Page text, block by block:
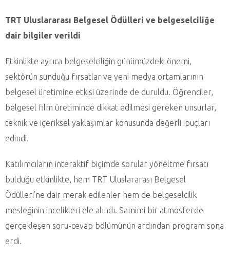
TRT Uluslararası Belgesel Ödülleri ve belgeselciliğe
dair bilgiler verildi
Etkinlikte ayrıca belgeselciliğin günümüzdeki önemi,
sektörün sunduğu fırsatlar ve yeni medya ortamlarının
belgesel üretimine etkisi üzerinde de duruldu. Öğrenciler,
belgesel film üretiminde dikkat edilmesi gereken unsurlar,
teknik ve içeriksel yaklaşımlar konusunda değerli ipuçları
edindi.
Katılımcıların interaktif biçimde sorular yöneltme fırsatı
bulduğu etkinlikte, hem TRT Uluslararası Belgesel
Ödülleri’ne dair merak edilenler hem de belgeselcilik
mesleğinin incelikleri ele alındı. Samimi bir atmosferde
gerçekleşen soru-cevap bölümünün ardından program sona
erdi.